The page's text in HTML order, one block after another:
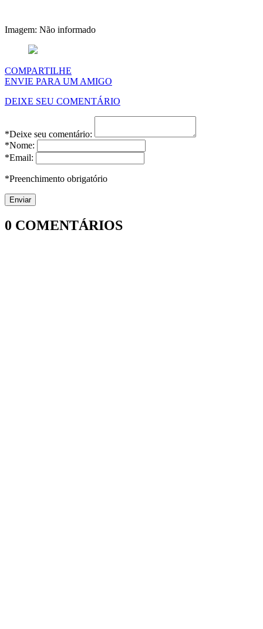
Imagem: Não informado
COMPARTILHE
ENVIE PARA UM AMIGO
DEIXE SEU COMENTÁRIO
*Deixe seu comentário:
*Nome:
*Email:
*Preenchimento obrigatório
0 COMENTÁRIOS